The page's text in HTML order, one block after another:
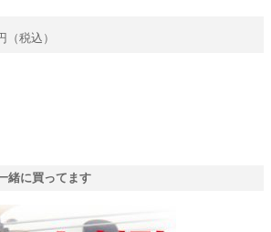
（税込）
緒に買ってます